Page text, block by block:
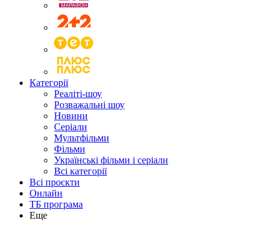
Категорії
Реаліті-шоу
Розважальні шоу
Новини
Серіали
Мультфільми
Фільми
Українські фільми і серіали
Всі категорії
Всі проєкти
Онлайн
ТБ програма
Еще